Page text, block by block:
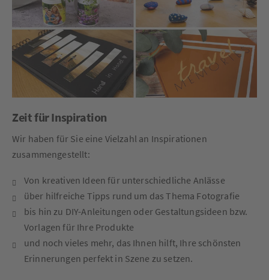
Zeit für Inspiration
Wir haben für Sie eine Vielzahl an Inspirationen
zusammengestellt:
Von kreativen Ideen für unterschiedliche Anlässe
über hilfreiche Tipps rund um das Thema Fotografie
bis hin zu DIY-Anleitungen oder Gestaltungsideen bzw.
Vorlagen für Ihre Produkte
und noch vieles mehr, das Ihnen hilft, Ihre schönsten
Erinnerungen perfekt in Szene zu setzen.